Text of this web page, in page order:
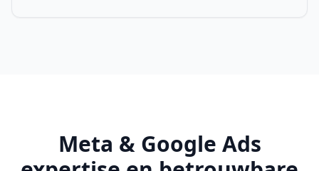
Meta & Google Ads